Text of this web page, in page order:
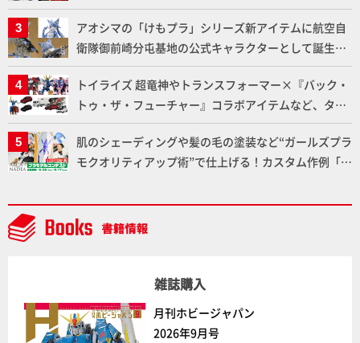
りに!!【試し読み】
アオシマの「けもプラ」シリーズ新アイテムに航空自
衛隊御前崎分屯基地の公式キャラクターとして誕生し
た「おまねこ」が着任！けもプラ公式サイト限定版と
通常版の2ラインで発売！
トイライズ 超竜神やトランスフォーマー×『バック・
トゥ・ザ・フューチャー』コラボアイテムなど、タカ
ラトミーの注目アイテムをチェック!!【タカラトミー
NEWITEM】
肌のシェーディングや髪の毛の塗装など“ガールズプラ
モクオリティアップ術”で仕上げる！カスタム作例「白
デルコンテスト」～8月17日（月）11:59まで応募受付
中】
雑誌購入
月刊ホビージャパン
2026年9月号